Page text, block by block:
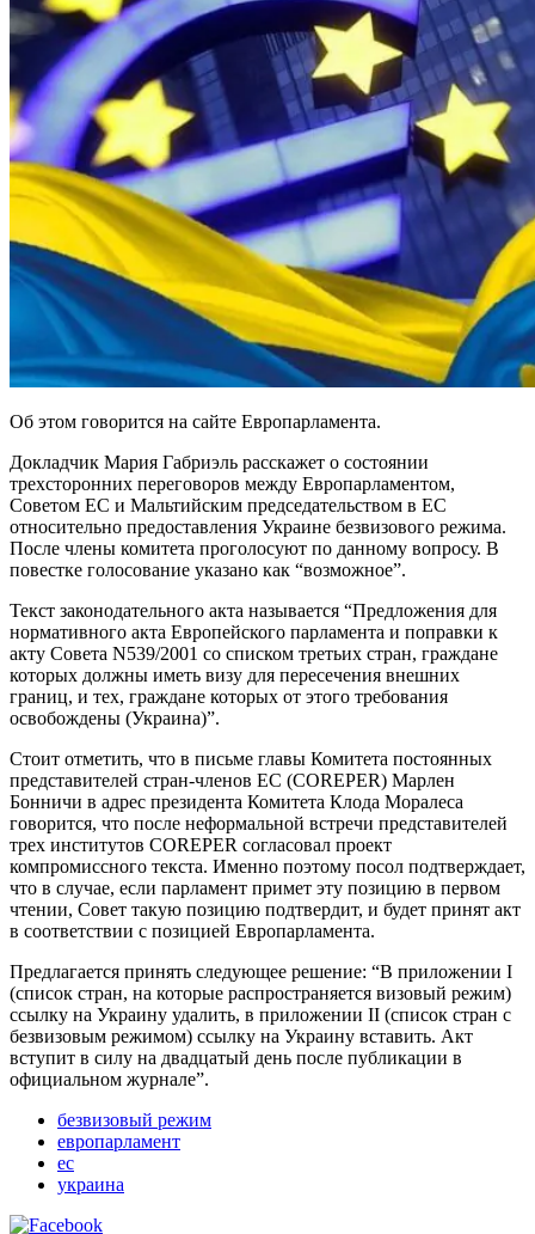
Об этом говорится на сайте Европарламента.
Докладчик Мария Габриэль расскажет о состоянии
трехсторонних переговоров между Европарламентом,
Советом ЕС и Мальтийским председательством в ЕС
относительно предоставления Украине безвизового режима.
После члены комитета проголосуют по данному вопросу. В
повестке голосование указано как “возможное”.
Текст законодательного акта называется “Предложения для
нормативного акта Европейского парламента и поправки к
акту Совета N539/2001 со списком третьих стран, граждане
которых должны иметь визу для пересечения внешних
границ, и тех, граждане которых от этого требования
освобождены (Украина)”.
Стоит отметить, что в письме главы Комитета постоянных
представителей стран-членов ЕС (COREPER) Марлен
Бонничи в адрес президента Комитета Клода Моралеса
говорится, что после неформальной встречи представителей
трех институтов COREPER согласовал проект
компромиссного текста. Именно поэтому посол подтверждает,
что в случае, если парламент примет эту позицию в первом
чтении, Совет такую ​​позицию подтвердит, и будет принят акт
в соответствии с позицией Европарламента.
Предлагается принять следующее решение: “В приложении I
(список стран, на которые распространяется визовый режим)
ссылку на Украину удалить, в приложении II (список стран с
безвизовым режимом) ссылку на Украину вставить. Акт
вступит в силу на двадцатый день после публикации в
официальном журнале”.
безвизовый режим
европарламент
ес
украина